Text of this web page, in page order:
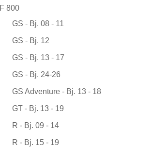
F 800
GS - Bj. 08 - 11
GS - Bj. 12
GS - Bj. 13 - 17
GS - Bj. 24-26
GS Adventure - Bj. 13 - 18
GT - Bj. 13 - 19
R - Bj. 09 - 14
R - Bj. 15 - 19